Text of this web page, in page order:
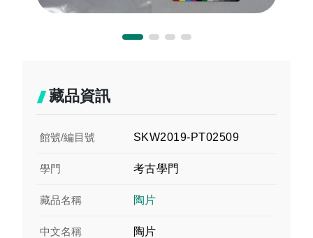
藏品資訊
館號/編目號 SKW2019-PT02509
學門 考古學門
藏品名稱 陶片
中文名稱 陶片